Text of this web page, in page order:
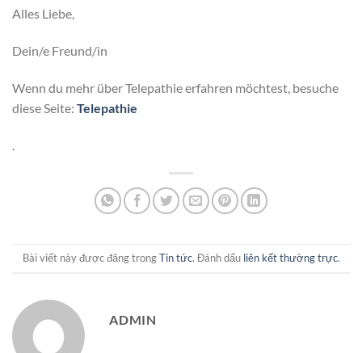
Alles Liebe,
Dein/e Freund/in
Wenn du mehr über Telepathie erfahren möchtest, besuche
diese Seite: Telepathie
.
Bài viết này được đăng trongTin tức. Đánh dấu liên kết thường trực.
ADMIN